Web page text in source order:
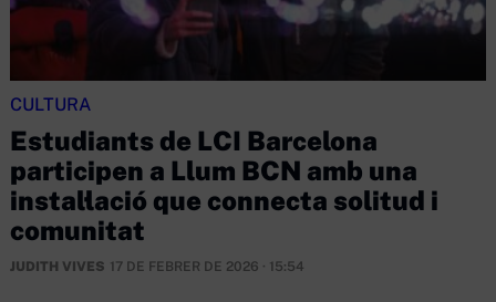
CULTURA
Estudiants de LCI Barcelona
participen a Llum BCN amb una
instal·lació que connecta solitud i
comunitat
JUDITH VIVES 17 DE FEBRER DE 2026 · 15:54